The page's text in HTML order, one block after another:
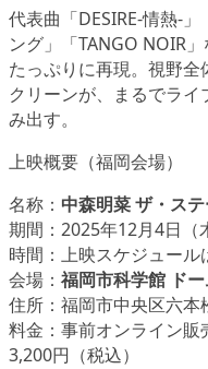
代表曲「DESIRE-情熱-
ング」「TANGO NOIR
たっぷりに再現。視野
クリーンが、まるでラ
み出す。
上映概要（福岡会場）
名称： 中森明菜 ザ・ス
期間：2025年12月4日（
時間：上映スケジュー
会場： 福岡市科学館 ド
住所：福岡市中央区六本
料金：事前オンライン
3,200円（税込）